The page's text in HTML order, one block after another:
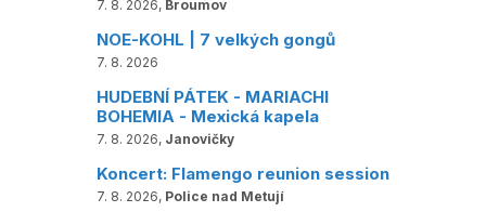
7. 8. 2026, Broumov
NOE-KOHL | 7 velkých gongů
7. 8. 2026
HUDEBNÍ PÁTEK - MARIACHI
BOHEMIA - Mexická kapela
7. 8. 2026, Janovičky
Koncert: Flamengo reunion session
7. 8. 2026, Police nad Metují